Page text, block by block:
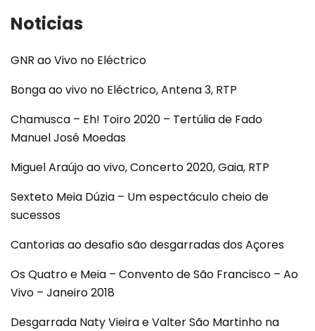
Noticias
GNR ao Vivo no Eléctrico
Bonga ao vivo no Eléctrico, Antena 3, RTP
Chamusca – Eh! Toiro 2020 – Tertúlia de Fado
Manuel José Moedas
Miguel Araújo ao vivo, Concerto 2020, Gaia, RTP
Sexteto Meia Dúzia – Um espectáculo cheio de
sucessos
Cantorias ao desafio são desgarradas dos Açores
Os Quatro e Meia – Convento de São Francisco – Ao
Vivo – Janeiro 2018
Desgarrada Naty Vieira e Valter São Martinho na